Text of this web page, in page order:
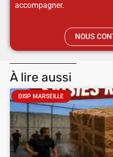
accompagner.
NOUS
À lire aussi
DISP MARSEILLE